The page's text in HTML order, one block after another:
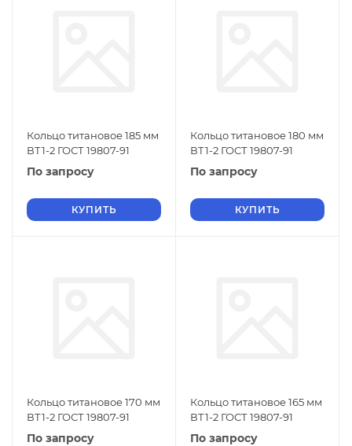
Кольцо титановое 185 мм
ВТ1-2 ГОСТ 19807-91
По запросу
КУПИТЬ
Кольцо титановое 180 мм
ВТ1-2 ГОСТ 19807-91
По запросу
КУПИТЬ
Кольцо титановое 170 мм
ВТ1-2 ГОСТ 19807-91
По запросу
Кольцо титановое 165 мм
ВТ1-2 ГОСТ 19807-91
По запросу